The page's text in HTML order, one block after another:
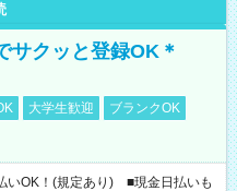
サクッと登録OK＊
大学生歓迎
ブランクOK
OK！(規定あり) ■現金日払いも